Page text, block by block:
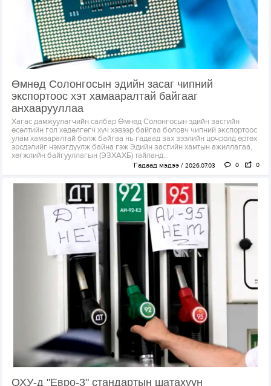
Өмнөд Солонгосын эдийн засаг чипний
экспортоос хэт хамааралтай байгааг
анхаарууллаа
Хагас дамжуулагчийн салбар Өмнөд Солонгосын эдийн засгийн
өсөлтийн гол хөдөлгөгч хүч хэвээр байгаа боловч чипний экспортоос
улам хамааралтай болж байгаа нь гадаад зах зээлийн цочролд өртөх
эрсдэлийг нэмэгдүүлж байна гэж Эдийн засгийн хамтын ажиллагаа,
хөгжлийн байгууллагын (ЭЗХАХБ) тайланд...
Гадаад мэдээ 2026.07.03 0 0
ОХУ-д "Евро-3" стандартын шатахуун